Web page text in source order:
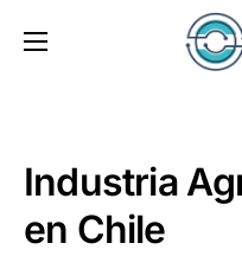
Industria
en Chile